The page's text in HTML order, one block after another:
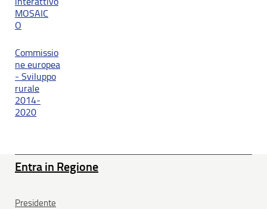
MOSAIC
O
Commissio
ne europea
- Sviluppo
rurale
2014-
2020
Entra in Regione
Presidente